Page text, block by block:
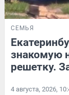
СЕМЬЯ
знакомую
решетку.
4 августа, 2026,